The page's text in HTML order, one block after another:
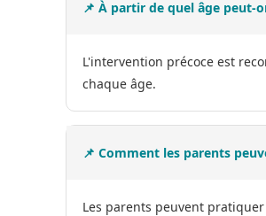
📌 À partir de quel âge peut-
L'intervention précoce est
chaque âge.
📌 Comment les parents
Les parents peuvent